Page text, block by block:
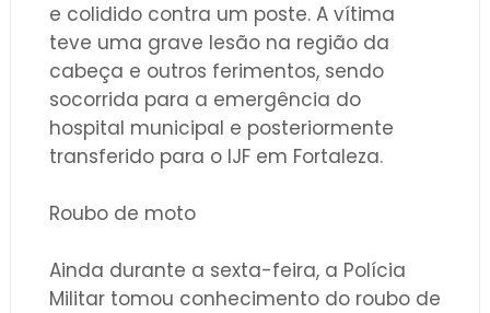
e colidido contra um poste. A vítima
teve uma grave lesão na região da
cabeça e outros ferimentos, sendo
socorrida para a emergência do
hospital municipal e posteriormente
transferido para o IJF em Fortaleza.
Roubo de moto
Ainda durante a sexta-feira, a Polícia
Militar tomou conhecimento do roubo de